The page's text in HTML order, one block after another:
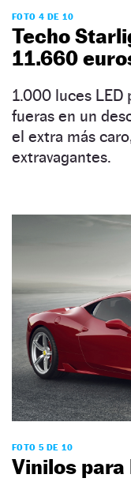
FOTO 4 DE 10
Techo
11.660
1.000 luces
fueras en un
el extra más
extravagantes.
FOTO 5 DE 10
Vinilos para